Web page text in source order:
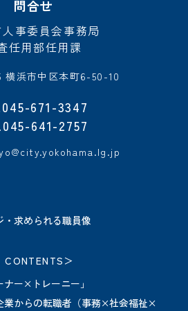
求められる職員像
問合せ
事委員会事務局
任用部任用課
横浜市中区本町6-50-10
045-671-3347
045-641-2757
CONTENTS＞
ー×トレーニー」
業からの転職者（事務×社会福祉×